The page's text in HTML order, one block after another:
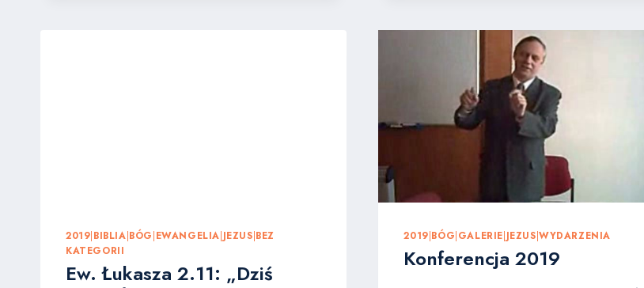
2019|BIBLIA|BÓG|EWANGELIA|JEZUS|BEZ
KATEGORII
Ew. Łukasza 2.11: „Dziś
2019|BÓG|GALERIE|JEZUS|WYDARZENIA
Konferencja 2019